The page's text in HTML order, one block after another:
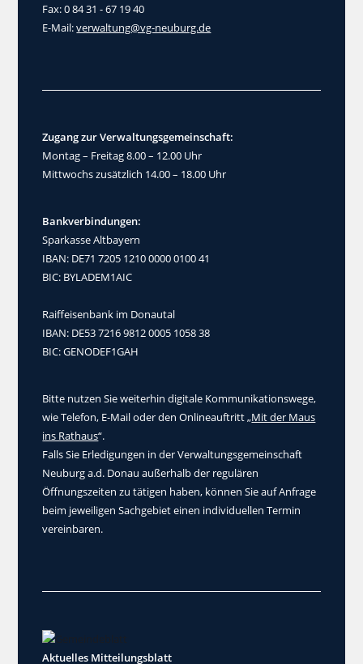
Fax: 0 84 31 - 67 19 40
E-Mail:verwaltung@vg-neuburg.de
Zugang zur Verwaltungsgemeinschaft:
Montag – Freitag 8.00 – 12.00 Uhr
Mittwochs zusätzlich 14.00 – 18.00 Uhr
Bankverbindungen:
Sparkasse Altbayern
IBAN: DE71 7205 1210 0000 0100 41
BIC: BYLADEM1AIC
Raiffeisenbank im Donautal
IBAN: DE53 7216 9812 0005 1058 38
BIC: GENODEF1GAH
Bitte nutzen Sie weiterhin digitale Kommunikationswege,
wie Telefon, E-Mail oder den Onlineauftritt „Mit der Maus
ins Rathaus“.
Falls Sie Erledigungen in der Verwaltungsgemeinschaft
Neuburg a.d. Donau außerhalb der regulären
Öffnungszeiten zu tätigen haben, können Sie auf Anfrage
beim jeweiligen Sachgebiet einen individuellen Termin
vereinbaren.
Aktuelles Mitteilungsblatt